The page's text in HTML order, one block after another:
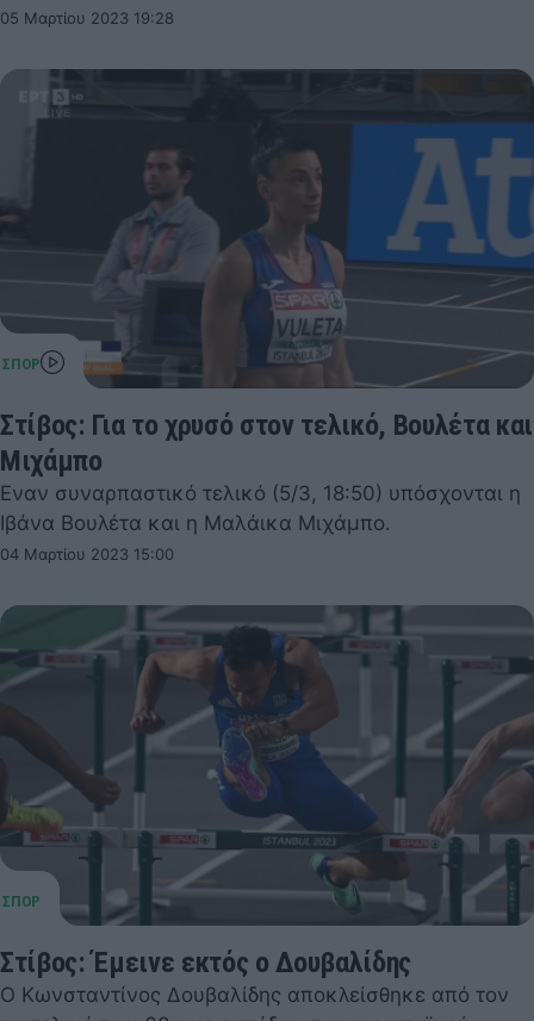
05 Μαρτίου 2023 19:28
Στίβος: Για το χρυσό στον τελικό, Βουλέτα και
Μιχάμπο
Εναν συναρπαστικό τελικό (5/3, 18:50) υπόσχονται η
Ιβάνα Βουλέτα και η Μαλάικα Μιχάμπο.
04 Μαρτίου 2023 15:00
Στίβος: Έμεινε εκτός ο Δουβαλίδης
Ο Κωνσταντίνος Δουβαλίδης αποκλείσθηκε από τον